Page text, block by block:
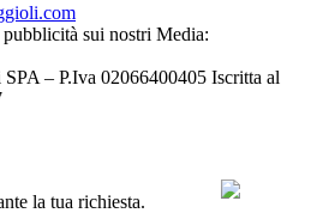
pubblicità sui nostri Media:
– P.Iva 02066400405 Iscritta al
la tua richiesta.